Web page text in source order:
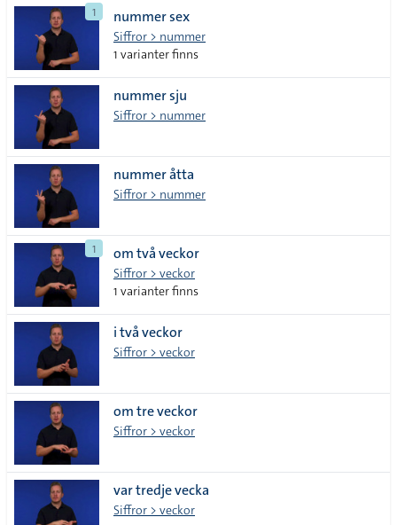
1 nummer sex
Siffror > nummer
1 varianter finns
nummer sju
Siffror > nummer
nummer åtta
Siffror > nummer
1 om två veckor
Siffror > veckor
1 varianter finns
i två veckor
Siffror > veckor
om tre veckor
Siffror > veckor
var tredje vecka
Siffror > veckor